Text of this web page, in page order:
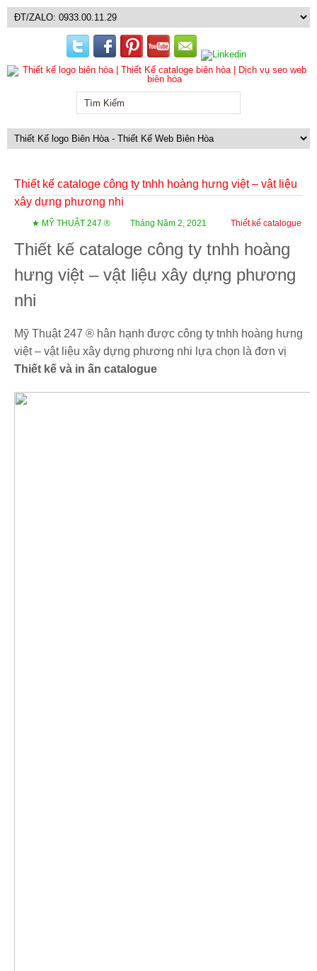
Thiết kế cataloge công ty tnhh hoàng hưng việt – vật liệu
xây dựng phương nhi
★ MỸ THUẬT 247 ® Tháng Năm 2, 2021 Thiết kế catalogue
Thiết kế cataloge công ty tnhh hoàng
hưng việt – vật liệu xây dựng phương
nhi
Mỹ Thuật 247 ® hân hạnh được công ty tnhh hoàng hưng
việt – vật liệu xây dựng phương nhi lựa chọn là đơn vị
Thiết kế và in ấn catalogue